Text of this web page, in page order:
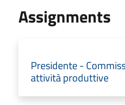
Assignments
Presidente -
attività produttive